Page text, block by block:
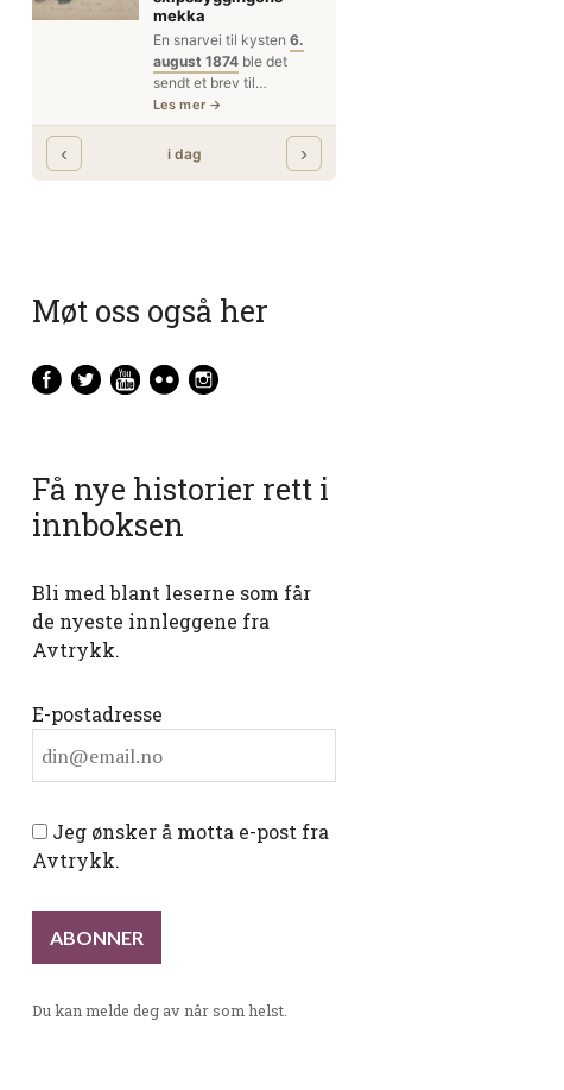
Møt oss også her
Få nye historier rett i
innboksen
Bli med blant leserne som får
de nyeste innleggene fra
Avtrykk.
E-postadresse
Jeg ønsker å motta e-post fra
Avtrykk.
Du kan melde deg av når som helst.